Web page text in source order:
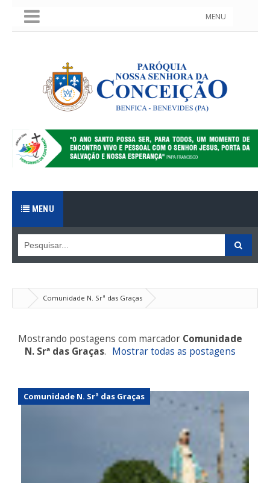
MENU
MENU
Comunidade N. Srª das Graças
Mostrando postagens com marcador Comunidade
N. Srª das Graças. Mostrar todas as postagens
Comunidade N. Srª das Graças